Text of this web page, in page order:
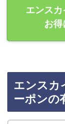
エンス
お得
エンスカ
ーポンの